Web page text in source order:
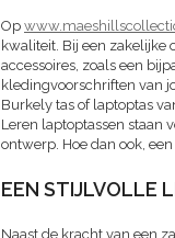
Op
kwaliteit. Bij een zakelijke
accessoires, zoals een
kledingvoorschriften van
Burkely tas of laptoptas
Leren laptoptassen staan
ontwerp. Hoe dan ook,
EEN STIJLVOLLE
Naast de kracht van een